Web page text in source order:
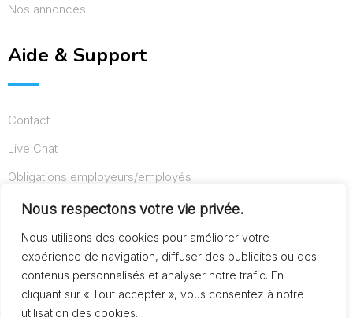
Nous respectons votre vie privée.
Nous utilisons des cookies pour améliorer votre
expérience de navigation, diffuser des publicités ou des
contenus personnalisés et analyser notre trafic. En
cliquant sur « Tout accepter », vous consentez à notre
utilisation des cookies.
Nos annonces
Aide & Support
Contact
Live Chat
Obligations employeurs/employés
Conditions d’utilisation
Mentions légales
© Copyright AideAuxSeniors.fr 2024. Designed and